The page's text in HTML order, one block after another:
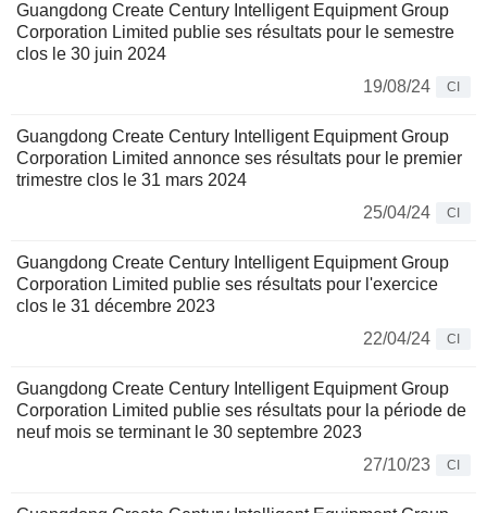
Guangdong Create Century Intelligent Equipment Group
Corporation Limited publie ses résultats pour le semestre
clos le 30 juin 2024
19/08/24
CI
Guangdong Create Century Intelligent Equipment Group
Corporation Limited annonce ses résultats pour le premier
trimestre clos le 31 mars 2024
25/04/24
CI
Guangdong Create Century Intelligent Equipment Group
Corporation Limited publie ses résultats pour l'exercice
clos le 31 décembre 2023
22/04/24
CI
Guangdong Create Century Intelligent Equipment Group
Corporation Limited publie ses résultats pour la période de
neuf mois se terminant le 30 septembre 2023
27/10/23
CI